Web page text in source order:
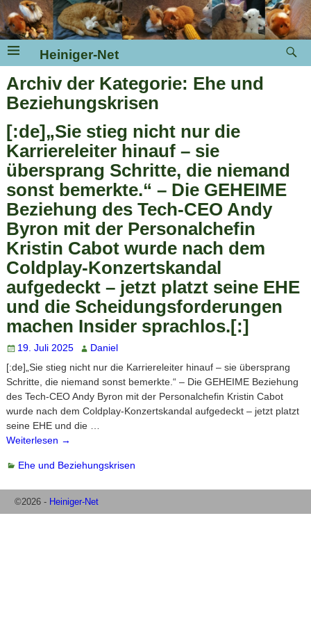
Heiniger-Net
Archiv der Kategorie: Ehe und
Beziehungskrisen
[:de]„Sie stieg nicht nur die
Karriereleiter hinauf – sie
übersprang Schritte, die niemand
sonst bemerkte.“ – Die GEHEIME
Beziehung des Tech-CEO Andy
Byron mit der Personalchefin
Kristin Cabot wurde nach dem
Coldplay-Konzertskandal
aufgedeckt – jetzt platzt seine EHE
und die Scheidungsforderungen
machen Insider sprachlos.[:]
19. Juli 2025
Daniel
[:de]„Sie stieg nicht nur die Karriereleiter hinauf – sie übersprang
Schritte, die niemand sonst bemerkte.“ – Die GEHEIME Beziehung
des Tech-CEO Andy Byron mit der Personalchefin Kristin Cabot
wurde nach dem Coldplay-Konzertskandal aufgedeckt – jetzt platzt
seine EHE und die
Weiterlesen →
Ehe und Beziehungskrisen
©2026 - Heiniger-Net